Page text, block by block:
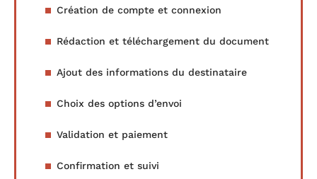
Création de compte et connexion
Rédaction et téléchargement du document
Ajout des informations du destinataire
Choix des options d’envoi
Validation et paiement
Confirmation et suivi